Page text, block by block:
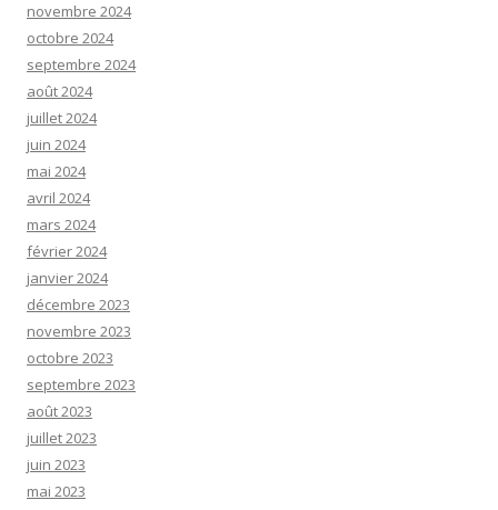
novembre 2024
octobre 2024
septembre 2024
août 2024
juillet 2024
juin 2024
mai 2024
avril 2024
mars 2024
février 2024
janvier 2024
décembre 2023
novembre 2023
octobre 2023
septembre 2023
août 2023
juillet 2023
juin 2023
mai 2023